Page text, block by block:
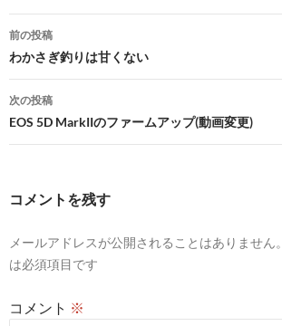
投
稿
ナ
ビ
ゲ
ョ
前の投稿
わかさぎ釣りは甘くない
次の投稿
EOS 5D MarkIIのファームアップ(動画変更)
コメントを残す
メールアドレスが公開されることはありません。
は必須項目です
コメント ※